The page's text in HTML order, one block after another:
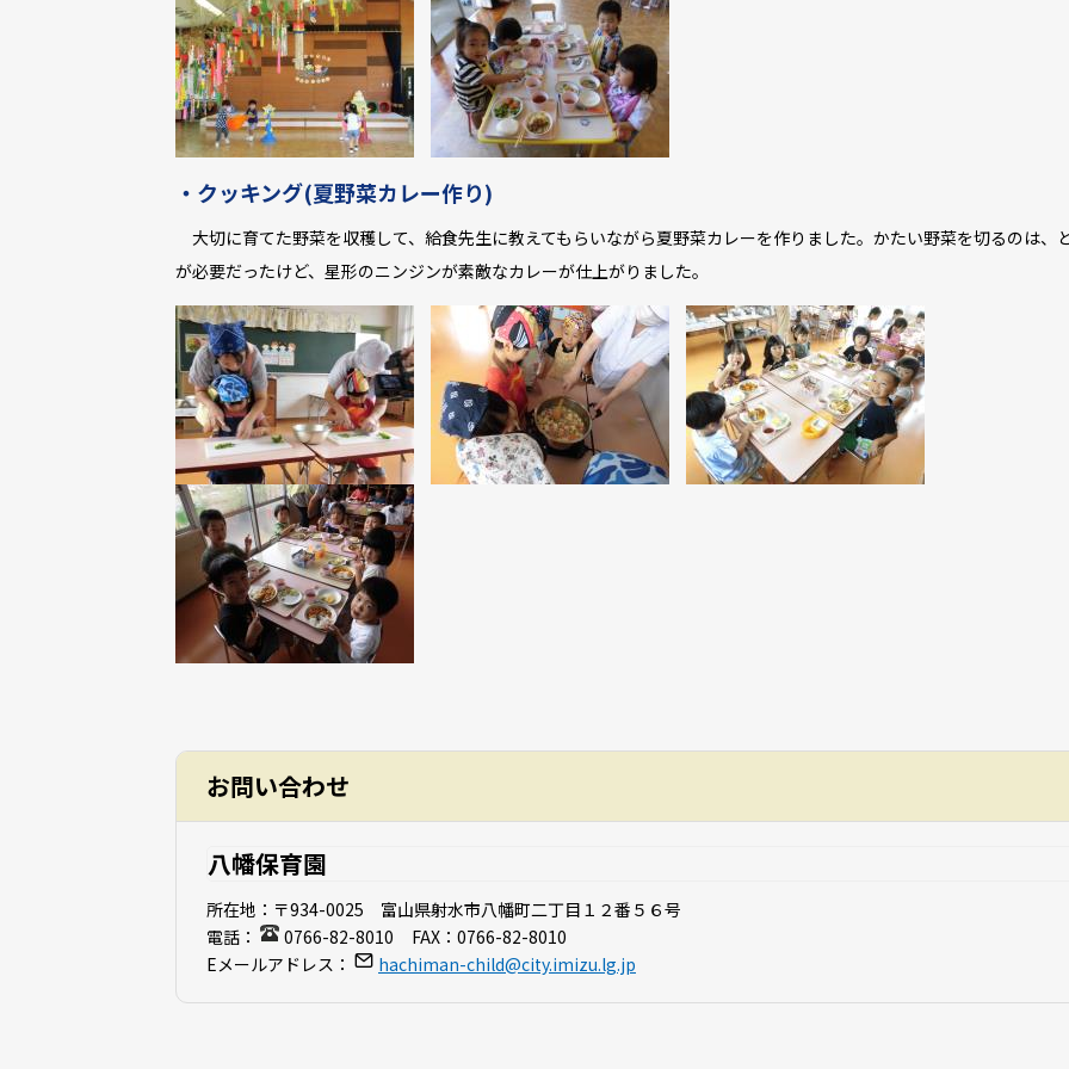
・クッキング(夏野菜カレー作り)
大切に育てた野菜を収穫して、給食先生に教えてもらいながら夏野菜カレーを作りました。かたい野菜を切るのは、
が必要だったけど、星形のニンジンが素敵なカレーが仕上がりました。
お問い合わせ
八幡保育園
所在地： 〒934-0025 富山県射水市八幡町二丁目１２番５６号
電話：
0766-82-8010 FAX： 0766-82-8010
Eメールアドレス：
hachiman-child@city.imizu.lg.jp